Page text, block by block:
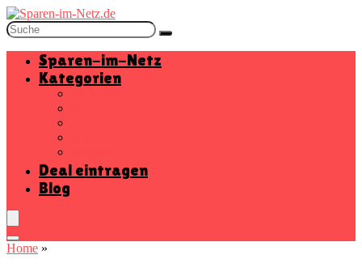
Sparen-im-Netz
Kategorien
Deal eintragen
Blog
Home »